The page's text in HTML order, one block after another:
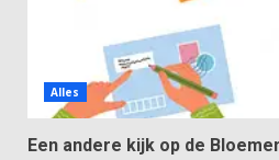
Alles
Een andere kijk op de